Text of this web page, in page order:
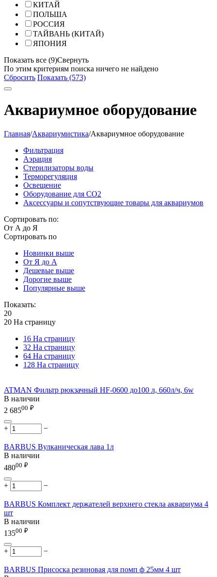
КИТАЙ
ПОЛЬША
РОССИЯ
ТАЙВАНЬ (КИТАЙ)
ЯПОНИЯ
Показать все (9)Свернуть
По этим критериям поиска ничего не найдено
Сбросить Показать (573)
Аквариумное оборудование
Главная/Аквариумистика/Аквариумное оборудование
Фильтрация
Аэрация
Стерилизаторы воды
Терморегуляция
Освещение
Оборудование для CO2
Аксессуары и сопутствующие товары для аквариумов
Сортировать по:
От А до Я
Сортировать по
Новинки выше
От Я до А
Дешевые выше
Дорогие выше
Популярные выше
Показать:
20
20 На страницу
16 На страницу
32 На страницу
64 На страницу
128 На страницу
ATMAN Фильтр рюкзачный HF-0600 до100 л, 660л/ч, 6w
В наличии
2 68500 ₽
+ −
BARBUS Вулканическая лава 1л
В наличии
48000 ₽
+ −
BARBUS Комплект держателей верxнего стекла аквариума 4
шт
В наличии
13500 ₽
+ −
BARBUS Присоска резиновая для помп ф 25мм 4 шт